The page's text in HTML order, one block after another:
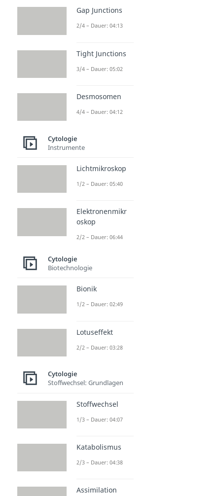
Gap Junctions
2/4 – Dauer: 04:13
Tight Junctions
3/4 – Dauer: 05:02
Desmosomen
4/4 – Dauer: 04:12
Cytologie
Instrumente
Lichtmikroskop
1/2 – Dauer: 05:40
Elektronenmikr
oskop
2/2 – Dauer: 06:44
Cytologie
Biotechnologie
Bionik
1/2 – Dauer: 02:49
Lotuseffekt
2/2 – Dauer: 03:28
Cytologie
Stoffwechsel: Grundlagen
Stoffwechsel
1/3 – Dauer: 04:07
Katabolismus
2/3 – Dauer: 04:38
Assimilation